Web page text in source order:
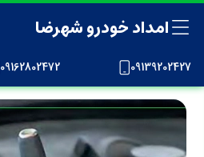
امداد خودرو شهرضا
09139202427
09162802472